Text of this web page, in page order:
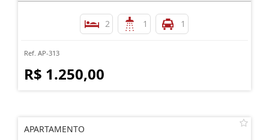
2 1 1
Ref. AP-313
R$ 1.250,00
APARTAMENTO